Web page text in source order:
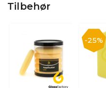
Tilbehør
25%